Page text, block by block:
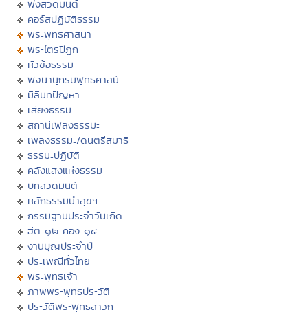
ฟังสวดมนต์
คอร์สปฏิบัติธรรม
พระพุทธศาสนา
พระไตรปิฏก
หัวข้อธรรม
พจนานุกรมพุทธศาสน์
มิลินทปัญหา
เสียงธรรม
สถานีเพลงธรรมะ
เพลงธรรมะ/ดนตรีสมาธิ
ธรรมะปฏิบัติ
คลังแสงแห่งธรรม
บทสวดมนต์
หลักธรรมนำสุขฯ
กรรมฐานประจำวันเกิด
ฮีต ๑๒ คอง ๑๔
งานบุญประจำปี
ประเพณีทั่วไทย
พระพุทธเจ้า
ภาพพระพุทธประวัติ
ประวัติพระพุทธสาวก